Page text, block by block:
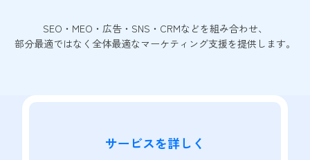
SEO・MEO・広告・SNS・CRMなどを組み合わせ、
部分最適ではなく全体最適なマーケティング支援を提供します。
サービスを詳しく